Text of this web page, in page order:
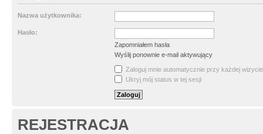
Nazwa użytkownika:
Hasło:
Zapomniałem hasła
Wyślij ponownie e-mail aktywujący
Zaloguj mnie automatycznie przy każdej wizycie
Ukryj mój status w tej sesji
REJESTRACJA